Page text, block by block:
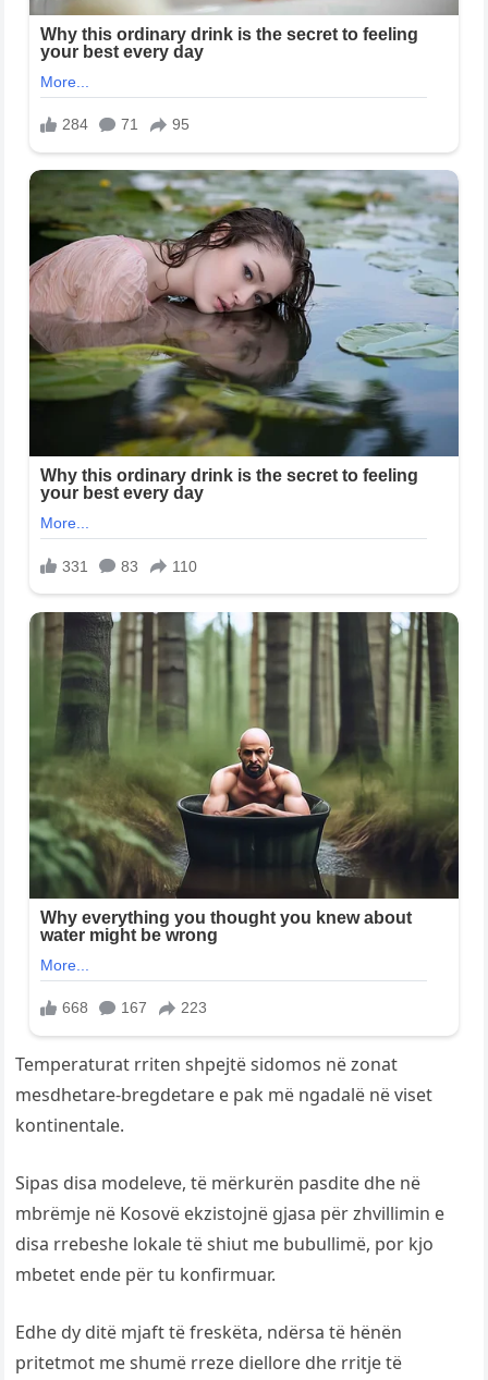
Temperaturat rriten shpejtë sidomos në zonat
mesdhetare-bregdetare e pak më ngadalë në viset
kontinentale.
Sipas disa modeleve, të mërkurën pasdite dhe në
mbrëmje në Kosovë ekzistojnë gjasa për zhvillimin e
disa rrebeshe lokale të shiut me bubullimë, por kjo
mbetet ende për tu konfirmuar.
Edhe dy ditë mjaft të freskëta, ndërsa të hënën
pritetmot me shumë rreze diellore dhe rritje të